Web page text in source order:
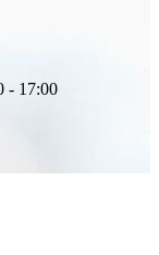
- 17:00